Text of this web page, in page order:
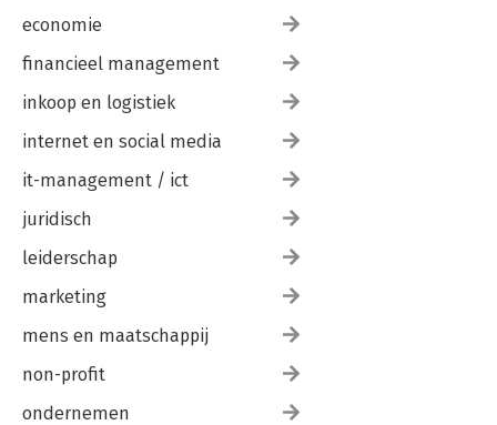
economie
financieel management
inkoop en logistiek
internet en social media
it-management / ict
juridisch
leiderschap
marketing
mens en maatschappij
non-profit
ondernemen